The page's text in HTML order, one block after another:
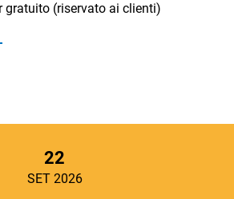
gratuito (riservato ai clienti)
22
SET 2026